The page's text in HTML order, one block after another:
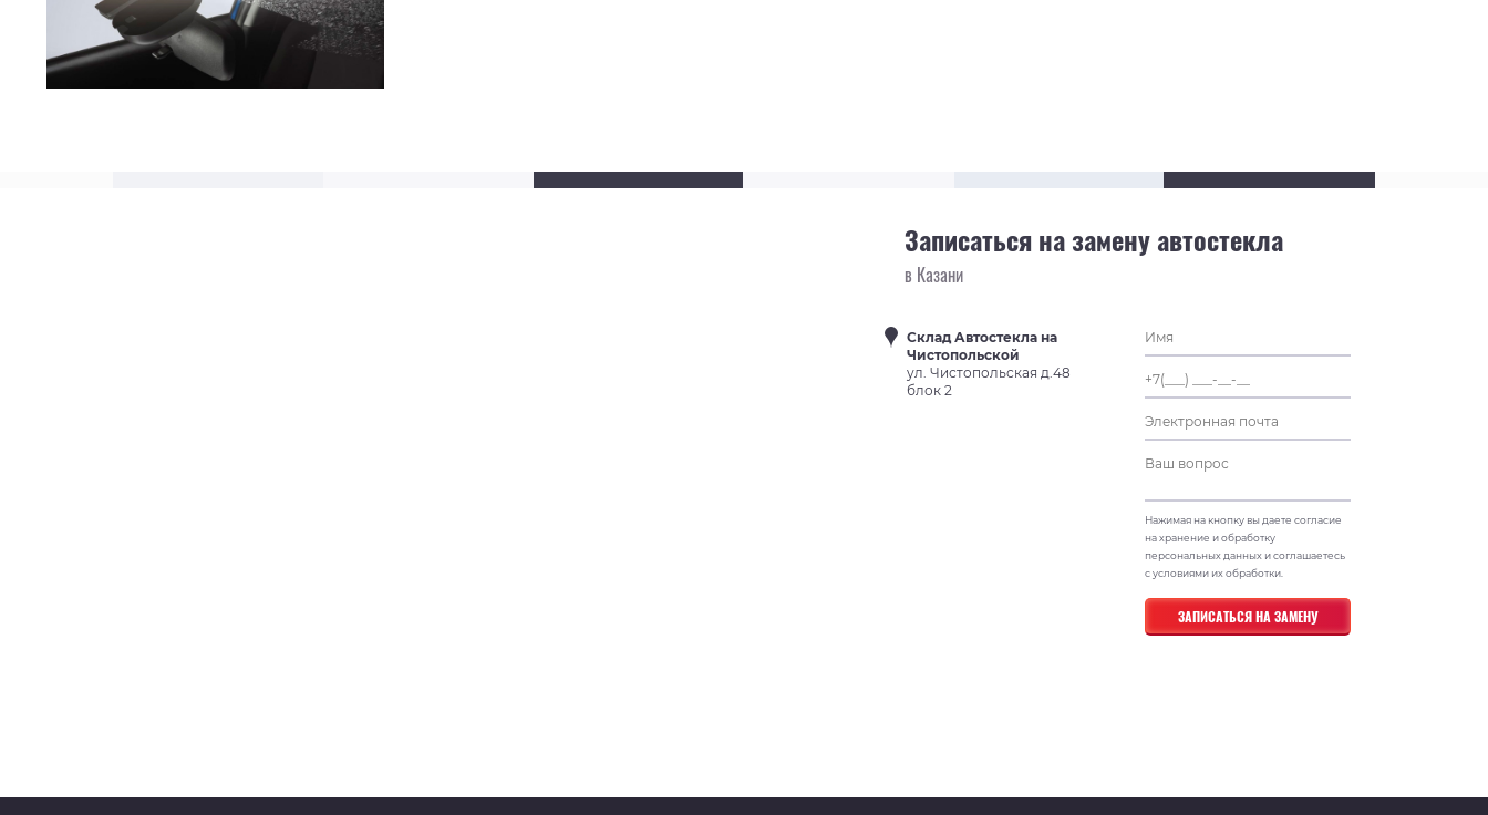
Записаться на замену автостекла
в Казани
Склад Автостекла на
Чистопольской
ул. Чистопольская д.48
блок 2
Нажимая на кнопку вы даете согласие
на хранение и обработку
персональных данных и соглашаетесь
с условиями их обработки.